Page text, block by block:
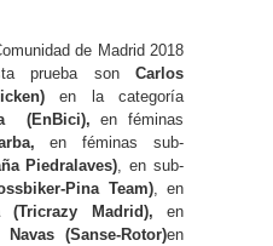
de Madrid 2018
prueba son Carlos
en la categoría
(EnBici),en féminas
en féminas sub-
Piedralaves), en sub-
Pina Team), en
(Tricrazy Madrid), en
Navas (Sanse-Rotor)en